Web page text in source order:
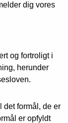
dig vores
og fortroligt i
herunder
det formål, de er
er opfyldt